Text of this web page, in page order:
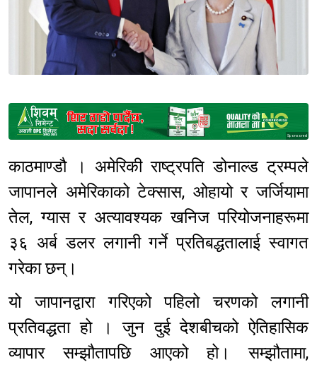
Sponsored
काठमाण्डौ । अमेरिकी राष्ट्रपति डोनाल्ड ट्रम्पले
जापानले अमेरिकाको टेक्सास, ओहायो र जर्जियामा
तेल, ग्यास र अत्यावश्यक खनिज परियोजनाहरूमा
३६ अर्ब डलर लगानी गर्ने प्रतिबद्धतालाई स्वागत
गरेका छन्।
यो जापानद्वारा गरिएको पहिलो चरणको लगानी
प्रतिवद्धता हो । जुन दुई देशबीचको ऐतिहासिक
व्यापार सम्झौतापछि आएको हो। सम्झौतामा,